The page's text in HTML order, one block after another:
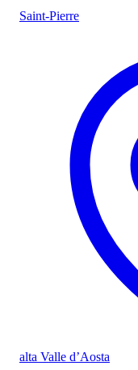
Saint-Pierre
alta Valle d’Aosta